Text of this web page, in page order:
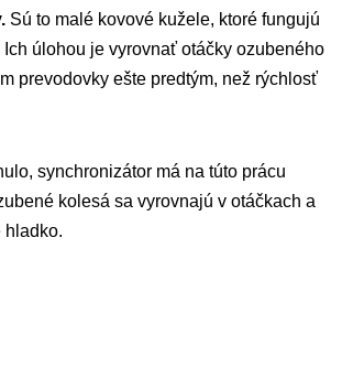
Sú to malé kovové kužele, ktoré fungujú
Ich úlohou je vyrovnať otáčky ozubeného
prevodovky ešte predtým, než rýchlosť
synchronizátor má na túto prácu
kolesá sa vyrovnajú v otáčkach a
hladko.